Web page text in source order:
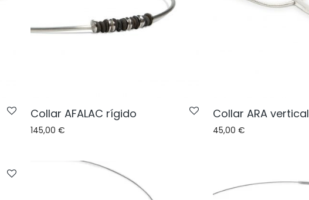
Collar AFALAC rígido
145,00 €
Collar ARA vertical
45,00 €